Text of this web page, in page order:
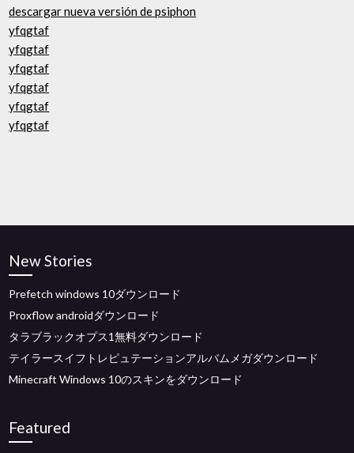
descargar nueva versión de psiphon
yfqgtaf
yfqgtaf
yfqgtaf
yfqgtaf
yfqgtaf
yfqgtaf
New Stories
Prefetch windows 10ダウンロード
Proxflow androidダウンロード
タラブラックオプス1無料ダウンロード
テイラースイフトレピュテーションアルバムメガダウンロード
Minecraft Windows 10のスキンをダウンロード
Featured